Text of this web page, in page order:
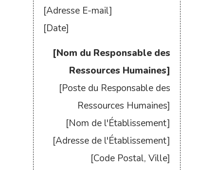
[Adresse E-mail]
[Date]
[Nom du Responsable des
Ressources Humaines]
[Poste du Responsable des
Ressources Humaines]
[Nom de l'Établissement]
[Adresse de l'Établissement]
[Code Postal, Ville]